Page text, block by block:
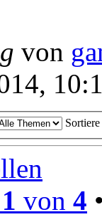
von
1 von 4